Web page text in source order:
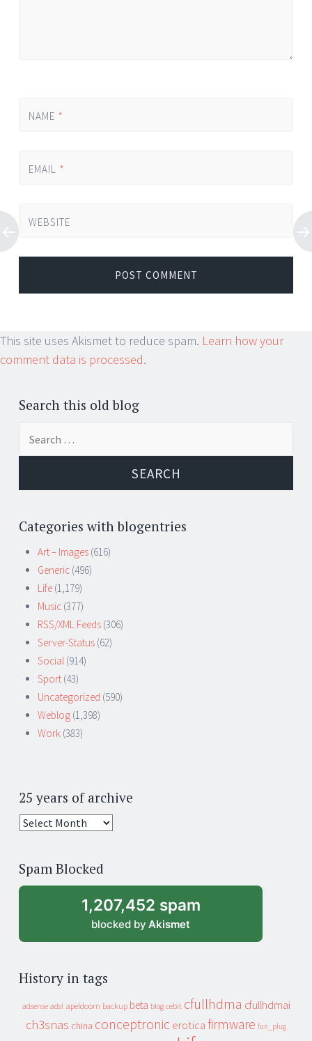
NAME *
EMAIL *
WEBSITE
This site uses Akismet to reduce spam. Learn how your
comment data is processed.
Search this old blog
Categories with blogentries
Art – Images (616)
Generic (496)
Life (1,179)
Music (377)
RSS/XML Feeds (306)
Server-Status (62)
Social (914)
Sport (43)
Uncategorized (590)
Weblog (1,398)
Work (383)
25 years of archive
25
archive
Spam Blocked
1,207,452 spam
blocked by Akismet
History in tags
adsense adsl apeldoorn backup beta blog cebit cfullhdma cfullhdmai
ch3snas china conceptronic erotica firmware fun_plug